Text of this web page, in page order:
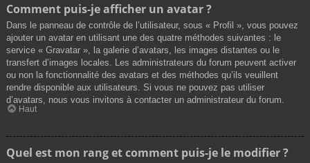
Comment puis-je afficher un avatar ?
Dans le panneau de contrôle de l’utilisateur, sous « Profil », vous pouvez
ajouter un avatar en utilisant une des quatre méthodes suivantes : le
service « Gravatar », la galerie d’avatars, les images distantes ou le
transfert d’images locales. Les administrateurs du forum peuvent activer
ou non la fonctionnalité des avatars et des méthodes qu’ils veuillent
rendre disponible aux utilisateurs. Si vous ne pouvez pas utiliser
d’avatars, nous vous invitons à contacter un administrateur du forum.
Haut
Quel est mon rang et comment puis-je le modifier ?